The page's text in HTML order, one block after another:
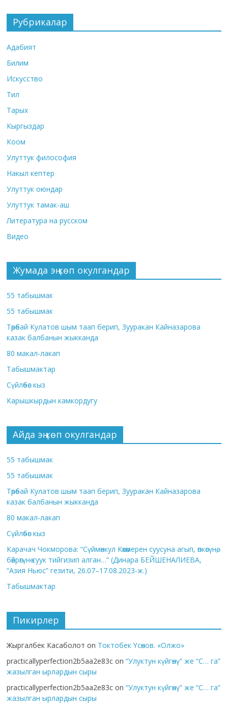
Рубрикалар
Адабият
Билим
Искусство
Тил
Тарых
Кыргыздар
Коом
Улуттук философия
Накыл кептер
Улуттук оюндар
Улуттук тамак-аш
Литература на русском
Видео
Жумада эң көп окулгандар
55 табышмак
55 табышмак
Төрөбай Кулатов шым таап берип, Зууракан Кайназарова
казак балбанын жыкканда
80 макал-лакап
Табышмактар
Сүйлөбөс кыз
Карышкырдын камкордугу
Айда эң көп окулгандар
55 табышмак
55 табышмак
Төрөбай Кулатов шым таап берип, Зууракан Кайназарова
казак балбанын жыкканда
80 макал-лакап
Сүйлөбөс кыз
Карачач Чокморова: “Сүймөнкул Көкөмерен суусуна агып, өпкөсүнө,
бөйрөгүнө суук тийгизип алган…” (Динара БЕЙШЕНАЛИЕВА,
“Азия Ньюс” гезити, 26.07–17.08.2023-ж.)
Табышмактар
Пикирлер
Жыргалбек Касаболот on Токтобек Үсөнов. «Олжо»
practicallyperfection2b5aa2e83c on“Улуктун күйгөнү” же “С… га”
жазылган ырлардын сыры
practicallyperfection2b5aa2e83c on“Улуктун күйгөнү” же “С… га”
жазылган ырлардын сыры